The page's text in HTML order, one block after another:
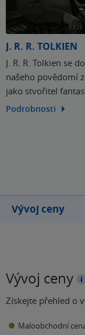
J. R. R. TOLKIEN
J. R. R. Tolkien se do
našeho povědomí
jako stvořitel
světa Pána prstenů a
Podrobnosti
Vývoj ceny
Vývoj ceny
Získejte přehled o
Maloobchodní